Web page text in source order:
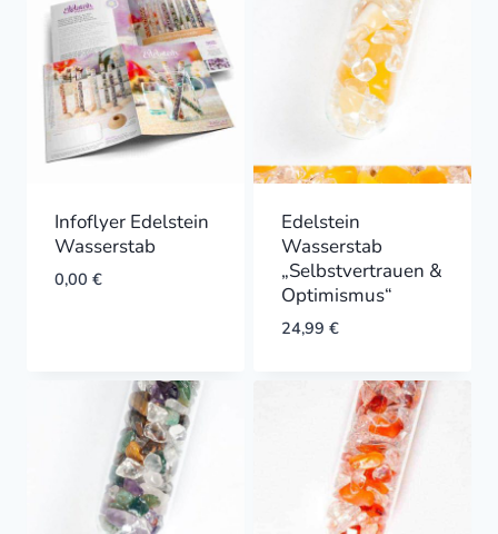
Infoflyer Edelstein
Wasserstab
0,00 €
Edelstein
Wasserstab
„Selbstvertrauen &
Optimismus“
24,99 €